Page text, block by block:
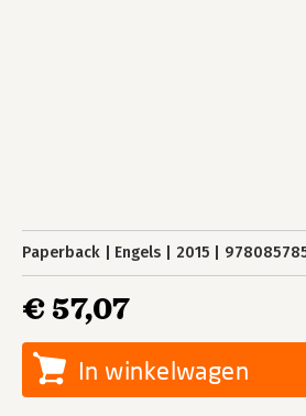
Paperback Engels 2015
€ 57,07
In winkelwagen